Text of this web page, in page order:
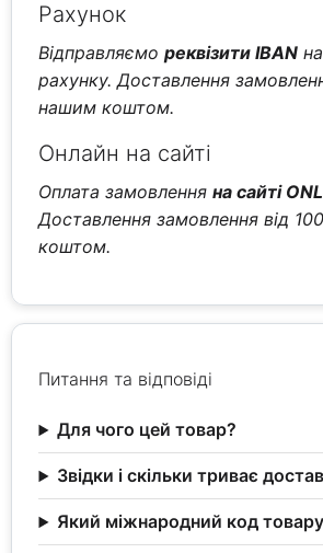
Рахунок
Відправляємореквізити IBAN
рахунку. Доставлення
нашим коштом.
Онлайн на сайті
Оплата замовленняна сайті
Доставлення замовлення від
коштом.
Питання та відповіді
Для чого цей товар?
Звідки і скільки триває
Який міжнародний код